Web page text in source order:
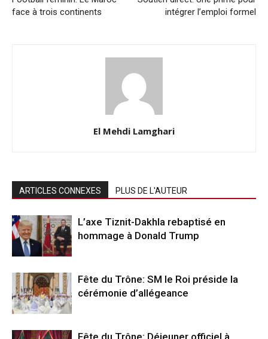
face à trois continents
intégrer l’emploi formel
El Mehdi Lamghari
ARTICLES CONNEXES PLUS DE L'AUTEUR
L’axe Tiznit-Dakhla rebaptisé en
hommage à Donald Trump
Fête du Trône: SM le Roi préside la
cérémonie d’allégeance